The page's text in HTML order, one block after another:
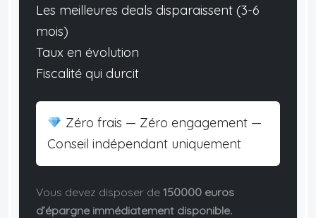
Les meilleures deals disparaissent (3-6
mois)
Taux en évolution
Fiscalité qui durcit
Zéro frais — Zéro engagement —
Conseil indépendant uniquement
Vous devez disposer de 150000 euros
d’épargne immédiatement disponible.